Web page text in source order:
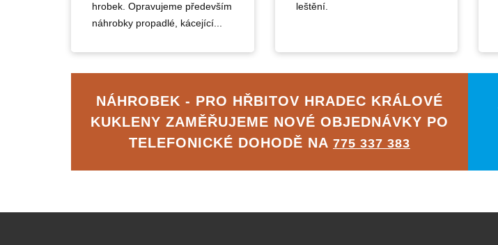
hrobek. Opravujeme především
náhrobky propadlé, kácející...
leštění.
NÁHROBEK - PRO HŘBITOV HRADEC KRÁLOVÉ
KUKLENY ZAMĚŘUJEME NOVÉ OBJEDNÁVKY PO
TELEFONICKÉ DOHODĚ NA 775 337 383